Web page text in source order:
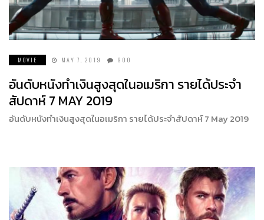
MOVIE MAY 7, 2019 900
อันดับหนังทำเงินสูงสุดในอเมริกา รายได้ประจำ
สัปดาห์ 7 MAY 2019
อันดับหนังทำเงินสูงสุดในอเมริกา รายได้ประจำสัปดาห์ 7 May 2019